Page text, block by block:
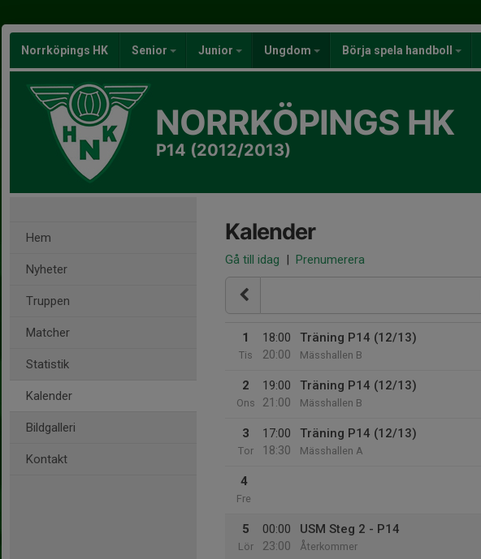
Norrköpings HK Senior Junior Ungdom Börja spela handboll
NORRKÖPINGS HK
P14 (2012/2013)
Hem
Nyheter
Truppen
Matcher
Statistik
Kalender
Bildgalleri
Kontakt
Kalender
Gå till idag | Prenumerera
1
Tis
18:00
20:00
Träning P14 (12/13)
Mässhallen B
2
Ons
19:00
21:00
Träning P14 (12/13)
Mässhallen B
3
Tor
17:00
18:30
Träning P14 (12/13)
Mässhallen A
4
Fre
5
Lör
00:00
23:00
USM Steg 2 - P14
Återkommer